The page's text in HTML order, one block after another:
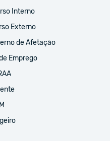
Interno
Externo
de Afetação
Emprego